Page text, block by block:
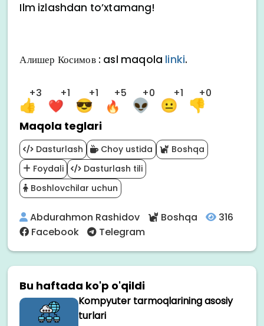
Ilm izlashdan to’xtamang!
Алишер Косимов : asl maqola linki.
+3 +1 +1 +5 +0 +1 +0
Maqola teglari
Dasturlash Choy ustida
Boshqa
Foydali
Dasturlash tili
Boshlovchilar uchun
Abdurahmon Rashidov Boshqa
316
Facebook
Telegram
Bu haftada ko'p o'qildi
Kompyuter tarmoqlarining asosiy
turlari